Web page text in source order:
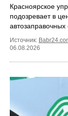
Красноярское
подозревает в
автозаправочных
Источник:
06.08.2026